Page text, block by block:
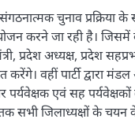
चुनाव प्रक्रिया
करने जा रही है। जिसमें
प्रदेश अध्यक्ष, प्रदेश
करेंगे। वहीं पार्टी द्वारा
पर्यवेक्षक एवं सह
तक सभी जिलाध्यक्षों के